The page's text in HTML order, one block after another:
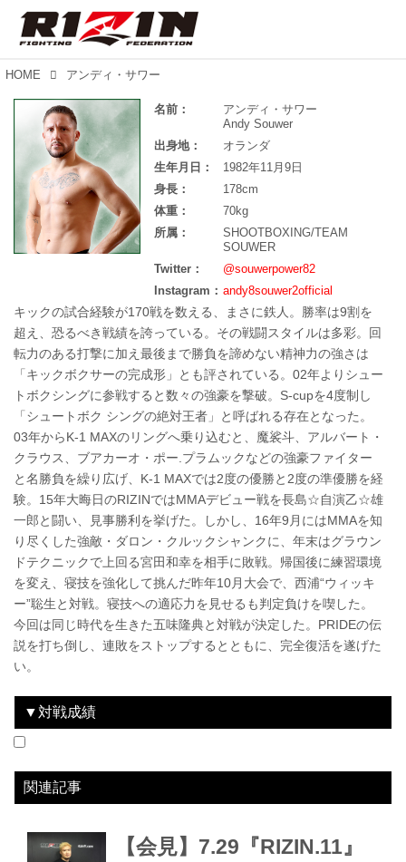
HOME アンディ・サワー
名前：
アンディ・サワー
Andy Souwer
出身地：
オランダ
生年月日：
1982年11月9日
身長：
178cm
体重：
70kg
所属：
SHOOTBOXING/TEAM
SOUWER
Twitter：
@souwerpower82
Instagram： andy8souwer2official
キックの試合経験が170戦を数える、まさに鉄人。勝率は9割を
超え、恐るべき戦績を誇っている。その戦闘スタイルは多彩。回
転力のある打撃に加え最後まで勝負を諦めない精神力の強さは
「キックボクサーの完成形」とも評されている。02年よりシュー
トボクシングに参戦すると数々の強豪を撃破。S-cupを4度制し
「シュートボク シングの絶対王者」と呼ばれる存在となった。
03年からK-1 MAXのリングへ乗り込むと、魔裟斗、アルバート・
クラウス、ブアカーオ・ポー.プラムックなどの強豪ファイター
と名勝負を繰り広げ、K-1 MAXでは2度の優勝と2度の準優勝を経
験。15年大晦日のRIZINではMMAデビュー戦を長島☆自演乙☆雄
一郎と闘い、見事勝利を挙げた。しかし、16年9月にはMMAを知
り尽くした強敵・ダロン・クルックシャンクに、年末はグラウン
ドテクニックで上回る宮田和幸を相手に敗戦。帰国後に練習環境
を変え、寝技を強化して挑んだ昨年10月大会で、西浦“ウィッキ
ー”聡生と対戦。寝技への適応力を見せるも判定負けを喫した。
今回は同じ時代を生きた五味隆典と対戦が決定した。PRIDEの伝
説を打ち倒し、連敗をストップするとともに、完全復活を遂げた
い。
▼対戦成績
関連記事
【会見】7.29『RIZIN.11』